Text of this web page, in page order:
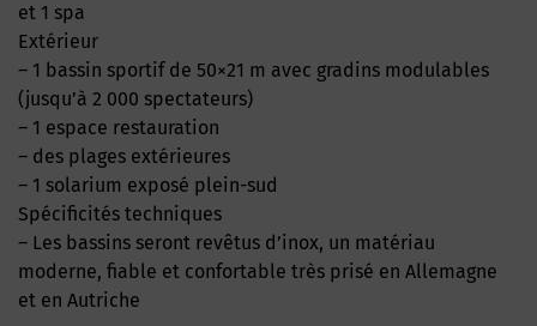
et 1 spa
Extérieur
– 1 bassin sportif de 50×21 m avec gradins modulables
(jusqu’à 2 000 spectateurs)
– 1 espace restauration
– des plages extérieures
– 1 solarium exposé plein-sud
Spécificités techniques
– Les bassins seront revêtus d’inox, un matériau
moderne, fiable et confortable très prisé en Allemagne
et en Autriche